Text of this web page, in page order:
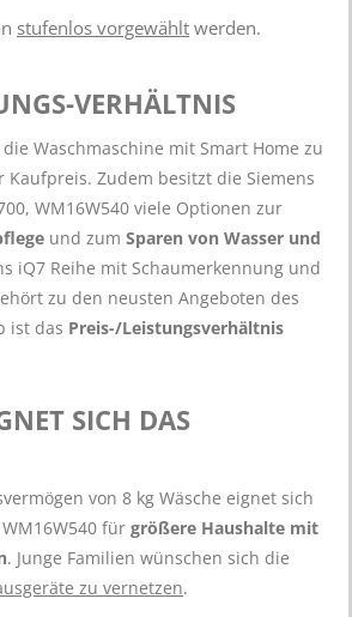
stufenlos vorgewählt werden.
VERHÄLTNIS
Waschmaschine mit Smart Home zu
Kaufpreis. Zudem besitzt die Siemens
WM16W540 viele Optionen zur
und zumSparen von Wasser und
iQ7 Reihe mit Schaumerkennung und
zu den neusten Angeboten des
ist das Preis-/Leistungsverhältnis
SICH DAS
von 8 kg Wäsche eignet sich
fürgrößere Haushalte mit
. Junge Familien wünschen sich die
zu vernetzen.